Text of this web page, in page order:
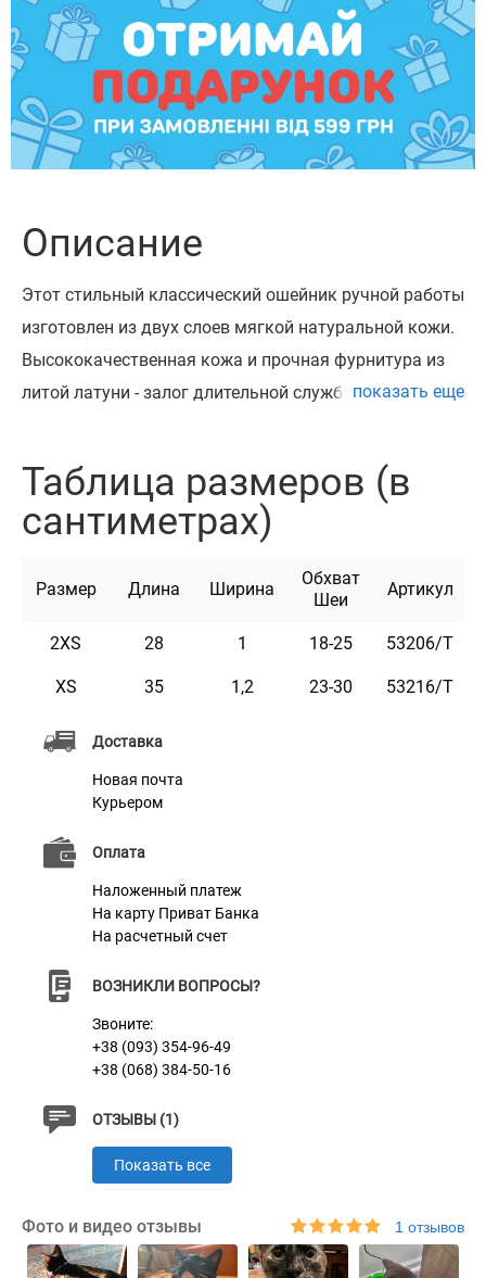
Доставка
Новая почта
Курьером
Оплата
Наложенный платеж
На карту Приват Банка
На расчетный счет
ВОЗНИКЛИ ВОПРОСЫ?
Звоните:
+38 (093) 354-96-49
+38 (068) 384-50-16
ОТЗЫВЫ (1)
Показать все
Фото и видео отзывы 1 отзывов
Описание
Этот стильный классический ошейник ручной работы
изготовлен из двух слоев мягкой натуральной кожи.
Высококачественная кожа и прочная фурнитура из
литой латуни - залог длительной службы изделия.
Этот ошейник может быть укомплектован
адресником из латуни на заклепках с возможностью
размера.
оборудованием.
Ошейник доступен в цветах: черный, горчичный,
фиолетовый.
Характеристики
Пряжка
Коричневый
показать еще
Таблица размеров (в
сантиметрах)
Размер Длина Ширина
Обхват
Шеи
Артикул
2XS 28 1 18-25 53206/T
XS 35 1,2 23-30 53216/T